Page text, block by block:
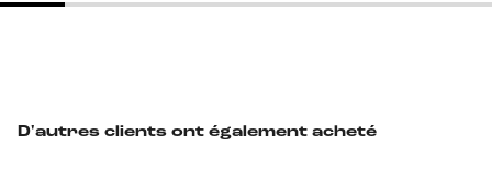
D'autres clients ont également acheté